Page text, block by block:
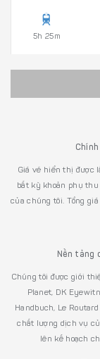
5h 25m
Giá vé hiển thị được
bất kỳ khoản phụ
của chúng tôi. Tổng
Nền tảng
Chúng tôi được giới
Planet, DK
Handbuch, Le
chất lượng dịch vụ
lên kế hoạch